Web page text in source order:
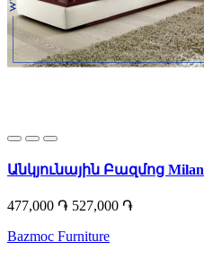
Անկյունային Բազմոց Milan
477,000 ֏ 527,000 ֏
Bazmoc Furniture